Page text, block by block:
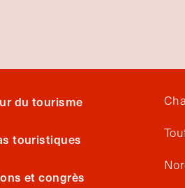
du tourisme
touristiques
et congrès